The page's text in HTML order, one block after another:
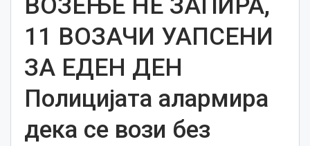
ВОЗЕЊЕ НЕ ЗАПИРА,
11 ВОЗАЧИ УАПСЕНИ
ЗА ЕДЕН ДЕН
Полицијата алармира
дека се вози без